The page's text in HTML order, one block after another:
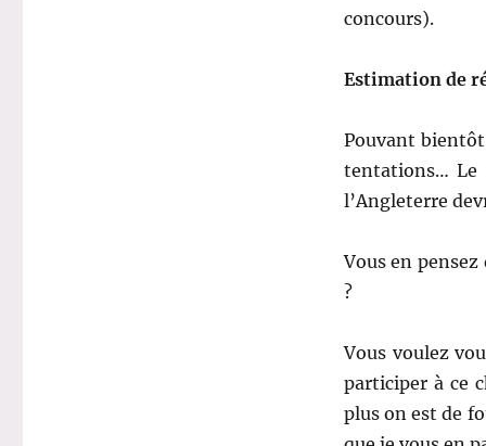
concours).
Estimation de
Pouvant
tentations… Le
l’Angleterre
Vous en
?
Vous voulez
participer à ce
plus on est de